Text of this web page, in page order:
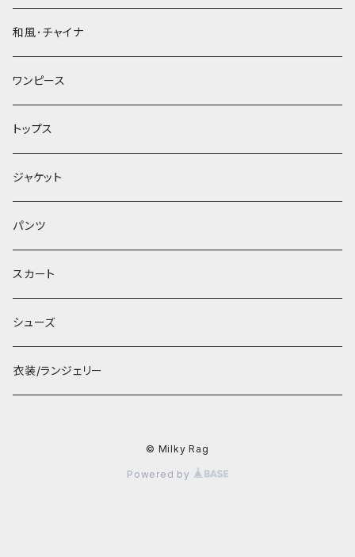
和風･チャイナ
ワンピース
トップス
ジャケット
パンツ
スカート
シューズ
衣装/ランジェリー
© Milky Rag
Powered by